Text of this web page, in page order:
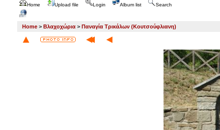
Home Upload file Login Album list Search
Home > Βλαχοχώρια > Παναγία Τρικάλων (Κουτσούφλιανη)